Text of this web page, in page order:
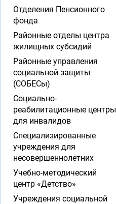
Отделения Пенсионного
фонда
Районные отделы центра
жилищных субсидий
Районные управления
социальной защиты
(СОБЕСы)
Социально-
реабилитационные центры
для инвалидов
Специализированные
учреждения для
несовершеннолетних
Учебно-методический
центр «Детство»
Учреждения социальной